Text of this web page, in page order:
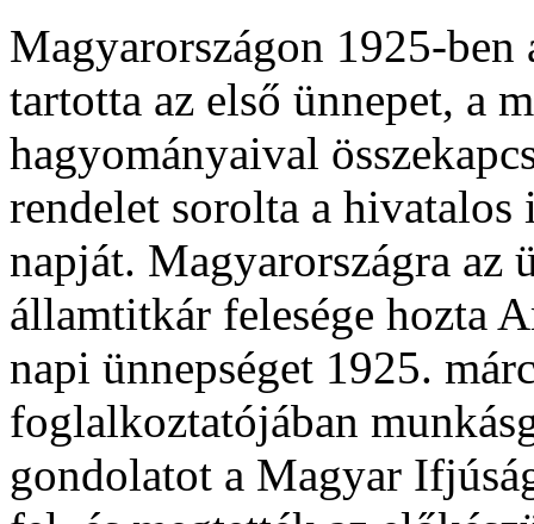
Magyarországon 1925-
tartotta az első ünnepet, a
hagyományaival
rendelet sorolta a
napját. Magyarországra az
államtitkár felesége hozta
napi ünnepséget 1925.
foglalkoztatójában
gondolatot a Magyar